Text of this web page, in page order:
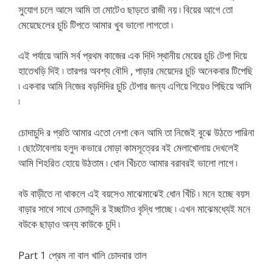
সুযোগ চলে আসে আমি তা মোটেও ছাড়তে রাজী নয় ৷ বিয়ের আগে তো
মেয়েছেলের চুচি টিপতে আমার খুব ভালো লাগতো ৷
এই পর্যায়ে আমি সর্ব প্রথম কাজের এক দিদি স্থানীয় মেয়ের চুচি টেপা দিয়ে
হাতেখড়ি দিই ৷ তারপর অবশ্য বৌদি , পাড়ার মেয়েদের চুচি অনেকবার টিপেছি
৷ একবার আমি নিজের বড়দিদির চুচি টেপার জন্য এগিয়ে গিয়েও পিছিয়ে আসি
৷
চোদাচুদি র প্রতি আমার এতো নেশা কেন আমি তা নিজেই বুঝে উঠতে পারিনা
৷ ছোটোবেলায় হলুদ কভারে মোড়া কামসূত্রের বই মেলাখোলায় দেখলেই
আমি শিহরিত হোয়ে উঠতাম ৷ ধোন খিঁচতে আমার বরাবরই ভালো লাগে ৷
বউ বাড়ীতে না থাকলে এই বয়সেও মাঝেমাঝেই ধোন খিঁচি ৷ মনে হচ্ছে বয়স
বাড়ার সাথে সাথে চোদাচুদি র ইচ্ছাটাও বৃদ্ধি পাচ্ছে ৷ এখন মাঝেমধ্যেই মনে
বউকে ছাড়াও অন্য কাউকে চুদি ৷
Part 1 প্রেম না বাল খালি চোদবার তাল